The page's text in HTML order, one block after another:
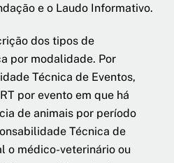
e o Laudo Informativo.
dos tipos de
por modalidade. Por
Técnica de Eventos,
por evento em que há
de animais por período
Técnica de
o médico-veterinário ou